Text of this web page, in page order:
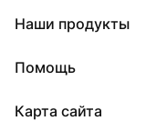
О YDoc
Наши продукты
ПроТаблетки
МедТочка
Помощь
Регистрация врача
Карта сайта